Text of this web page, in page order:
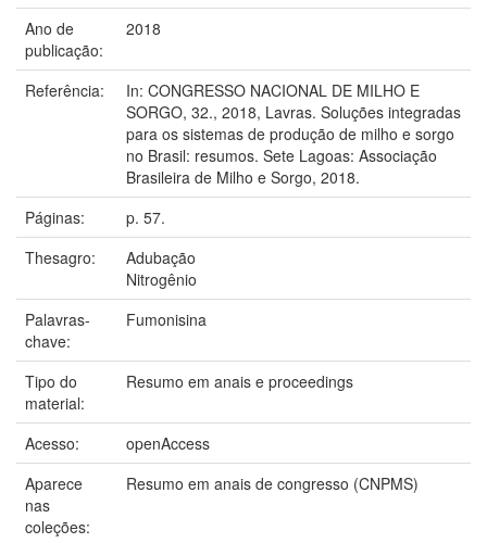
Ano de
publicação:
2018
Referência:
In: CONGRESSO NACIONAL DE MILHO E
SORGO, 32., 2018, Lavras. Soluções integradas
para os sistemas de produção de milho e sorgo
no Brasil: resumos. Sete Lagoas: Associação
Brasileira de Milho e Sorgo, 2018.
Páginas:
p. 57.
Thesagro:
Adubação
Nitrogênio
Palavras-
chave:
Fumonisina
Tipo do
material:
Resumo em anais e proceedings
Acesso:
openAccess
Aparece
nas
coleções:
Resumo em anais de congresso (CNPMS)